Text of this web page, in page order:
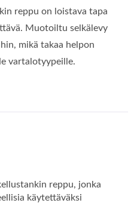
reppu on loistava tapa
Muotoiltu selkälevy
mikä takaa helpon
vartalotyypeille.
reppu, jonka
käytettäväksi